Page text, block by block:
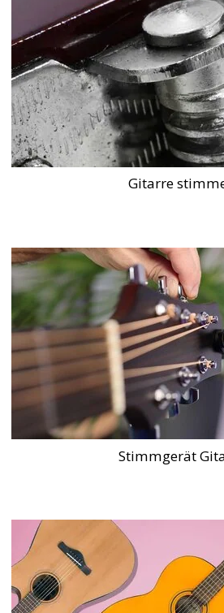
Gitarre
Stimmgerät